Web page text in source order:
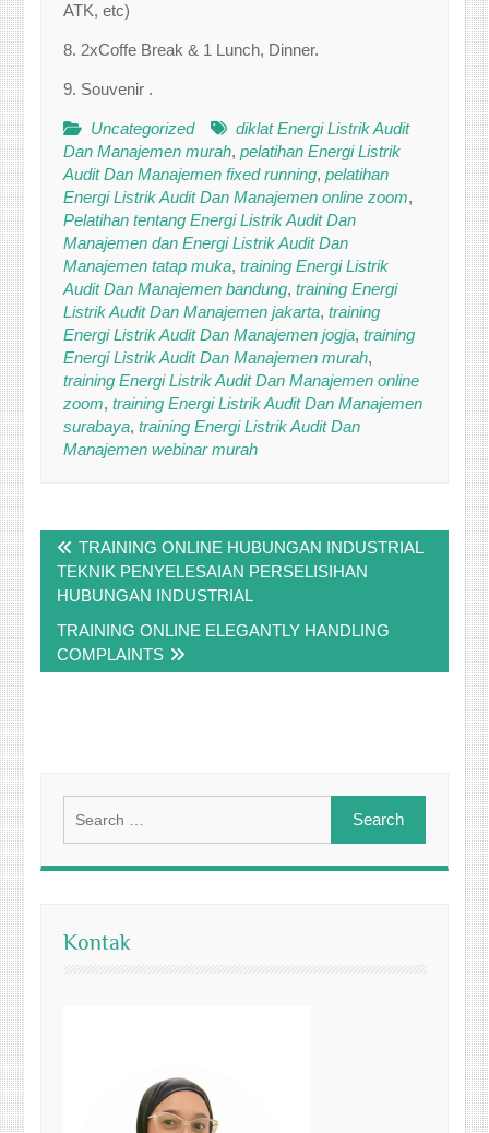
ATK, etc)
8. 2xCoffe Break & 1 Lunch, Dinner.
9. Souvenir .
Uncategorized
diklat Energi Listrik Audit
Dan Manajemen murah,pelatihan Energi Listrik
Audit Dan Manajemen fixed running,pelatihan
Energi Listrik Audit Dan Manajemen online zoom,
Pelatihan tentang Energi Listrik Audit Dan
Manajemen dan Energi Listrik Audit Dan
Manajemen tatap muka,training Energi Listrik
Audit Dan Manajemen bandung,training Energi
Listrik Audit Dan Manajemen jakarta,training
Energi Listrik Audit Dan Manajemen jogja,training
Energi Listrik Audit Dan Manajemen murah,
training Energi Listrik Audit Dan Manajemen online
zoom,training Energi Listrik Audit Dan Manajemen
surabaya,training Energi Listrik Audit Dan
Manajemen webinar murah
navigation
TRAINING ONLINE HUBUNGAN INDUSTRIAL
TEKNIK PENYELESAIAN PERSELISIHAN
HUBUNGAN INDUSTRIAL
TRAINING ONLINE ELEGANTLY HANDLING
COMPLAINTS
for:
Kontak